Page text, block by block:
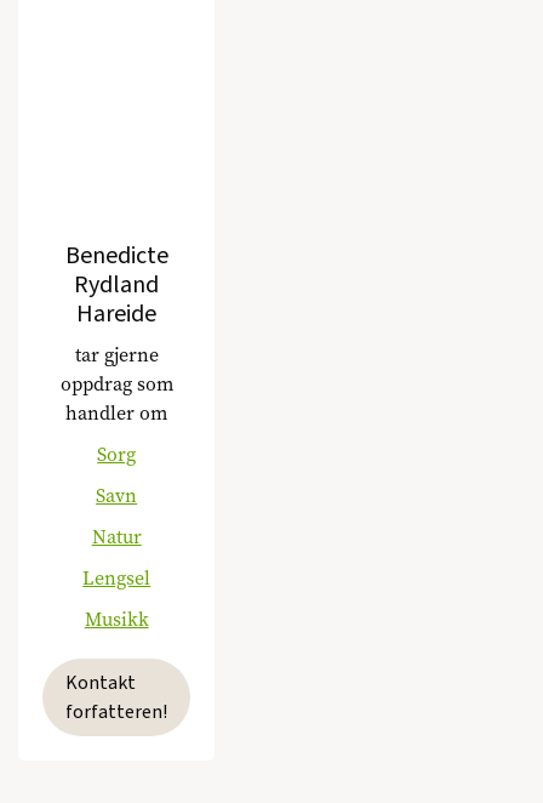
Benedicte
Rydland
Hareide
tar gjerne
oppdrag som
handler om
Sorg
Savn
Natur
Lengsel
Musikk
Kontakt
forfatteren!